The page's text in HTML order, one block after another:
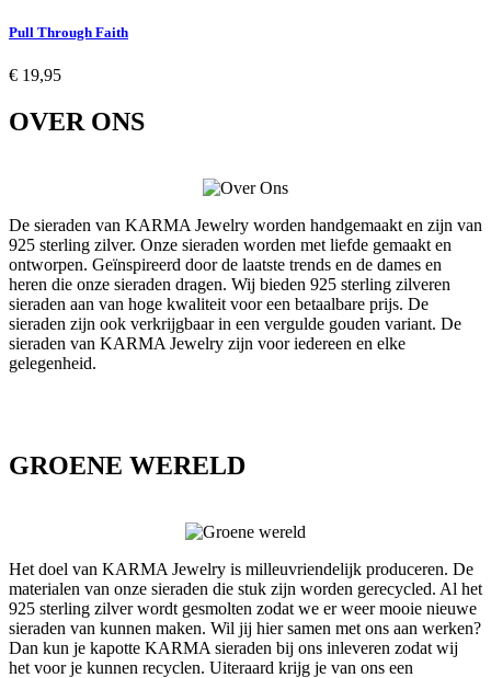
Pull Through Faith
€ 19,95
OVER ONS
De sieraden van KARMA Jewelry worden handgemaakt en zijn van
925 sterling zilver. Onze sieraden worden met liefde gemaakt en
ontworpen. Geïnspireerd door de laatste trends en de dames en
heren die onze sieraden dragen. Wij bieden 925 sterling zilveren
sieraden aan van hoge kwaliteit voor een betaalbare prijs. De
sieraden zijn ook verkrijgbaar in een vergulde gouden variant. De
sieraden van KARMA Jewelry zijn voor iedereen en elke
gelegenheid.
GROENE WERELD
Het doel van KARMA Jewelry is milleuvriendelijk produceren. De
materialen van onze sieraden die stuk zijn worden gerecycled. Al het
925 sterling zilver wordt gesmolten zodat we er weer mooie nieuwe
sieraden van kunnen maken. Wil jij hier samen met ons aan werken?
Dan kun je kapotte KARMA sieraden bij ons inleveren zodat wij
het voor je kunnen recyclen. Uiteraard krijg je van ons een